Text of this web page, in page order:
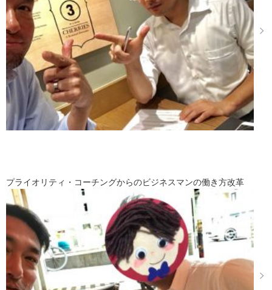
プライオリティ・コーチングからのビジネスマンの働き方改革